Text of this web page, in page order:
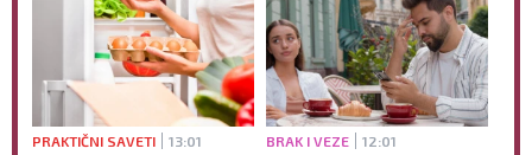
PRAKTIČNI SAVETI 13:01 BRAK I VEZE 12:01